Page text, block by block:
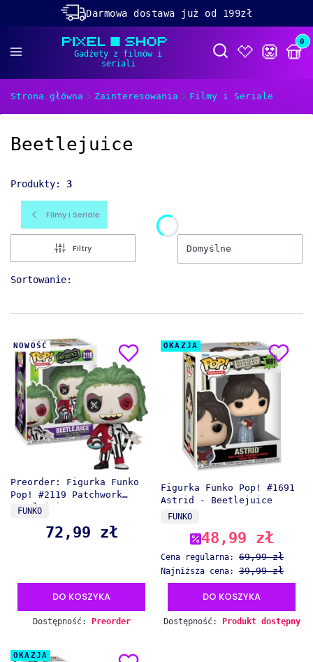
Darmowa dostawa już od 199zł
Rabaty -50% na wybrane produkty
Dolącz do naszego
Otwórz
Strona główna Zainteresowania Filmy i Seriale
Beetlejuice
Produkty: 3
Filmy i Seriale
Filtry
Sortowanie:
Domyślne
NOWOŚĆ
Preorder: Figurka Funko
Pop! #2119 Patchwork
Beetlejuice
PRODUCENT
FUNKO
Cena
72,99 zł
DO KOSZYKA
Dostępność: Preorder
OKAZJA
Figurka Funko Pop! #1691
Astrid - Beetlejuice
PRODUCENT
FUNKO
Cena promocyjna
48,99 zł
Cena regularna: 69,99 zł
Najniższa cena: 39,99 zł
DO KOSZYKA
Dostępność: Produkt dostępny
OKAZJA